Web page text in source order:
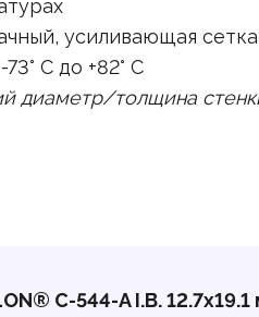
усиливающая сетка
C до +82° C
диаметр/толщина
C-544-A I.B.